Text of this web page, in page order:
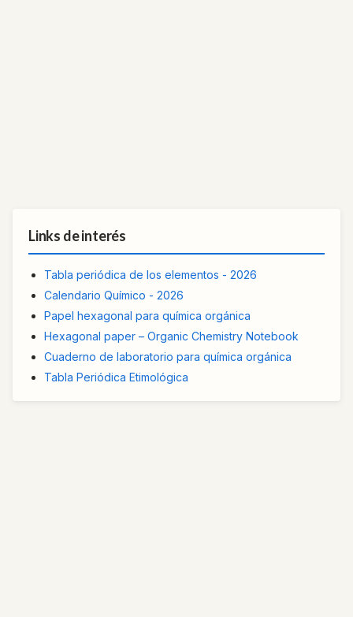
Links de interés
Tabla periódica de los elementos - 2026
Calendario Químico - 2026
Papel hexagonal para química orgánica
Hexagonal paper – Organic Chemistry Notebook
Cuaderno de laboratorio para química orgánica
Tabla Periódica Etimológica